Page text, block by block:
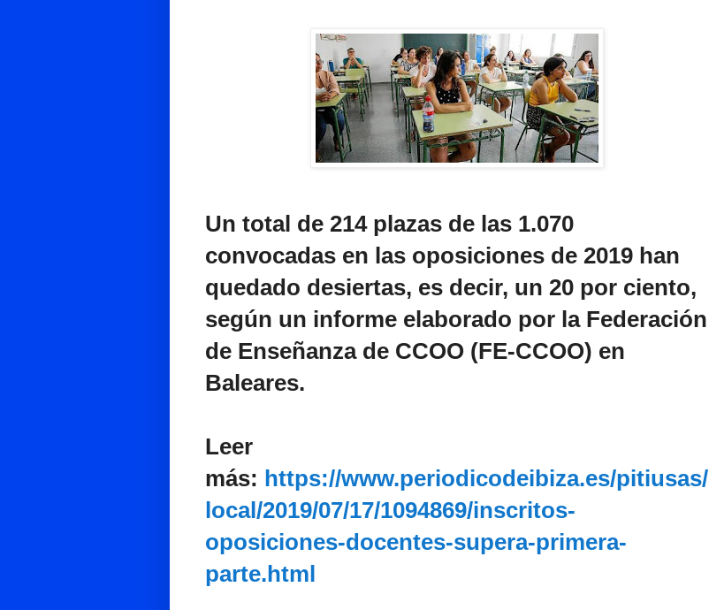
Un total de 214 plazas de las 1.070
convocadas en las oposiciones de 2019 han
quedado desiertas, es decir, un 20 por ciento,
según un informe elaborado por la Federación
de Enseñanza de CCOO (FE-CCOO) en
Baleares.
Leer
más: https://www.periodicodeibiza.es/pitiusas/
local/2019/07/17/1094869/inscritos-
oposiciones-docentes-supera-primera-
parte.html